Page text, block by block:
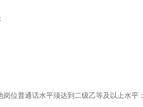
位普通话水平须达到二级乙等及以上水平；